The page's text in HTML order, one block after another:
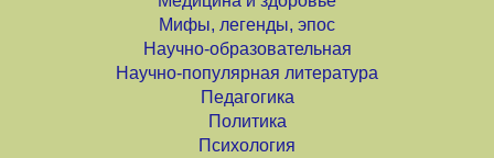
Мифы, легенды, эпос
Научно-образовательная
Научно-популярная литература
Педагогика
Политика
Психология